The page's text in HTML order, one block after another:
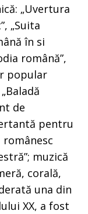
„Uvertura
„Suita
în si
română”,
popular
de
pentru
românesc
muzică
corală,
una din
XX, a fost